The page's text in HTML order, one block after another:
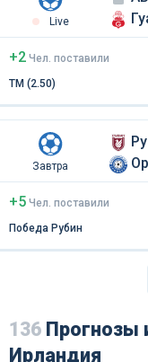
Live
+2 Чел поставили
ТМ (2.50)
Завтра
+5 Чел поставили
Победа Рубин
136 Прогнозы
Ирландия